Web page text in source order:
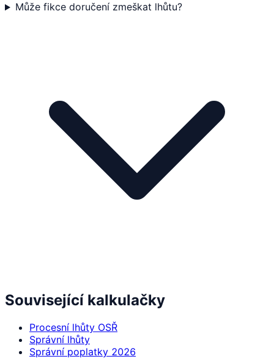
Může fikce doručení zmeškat lhůtu?
Související kalkulačky
Procesní lhůty OSŘ
Správní lhůty
Správní poplatky 2026